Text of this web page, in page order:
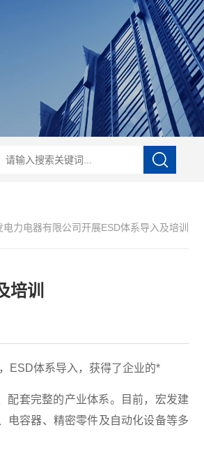
认证 ESD知识培训 ESD20.20认证
电力电器有限公司开展ESD体系导入及培训
训
ESD体系导入，获得了企业的*
配套完整的产业体系。目前，宏发建
电容器、精密零件及自动化设备等多